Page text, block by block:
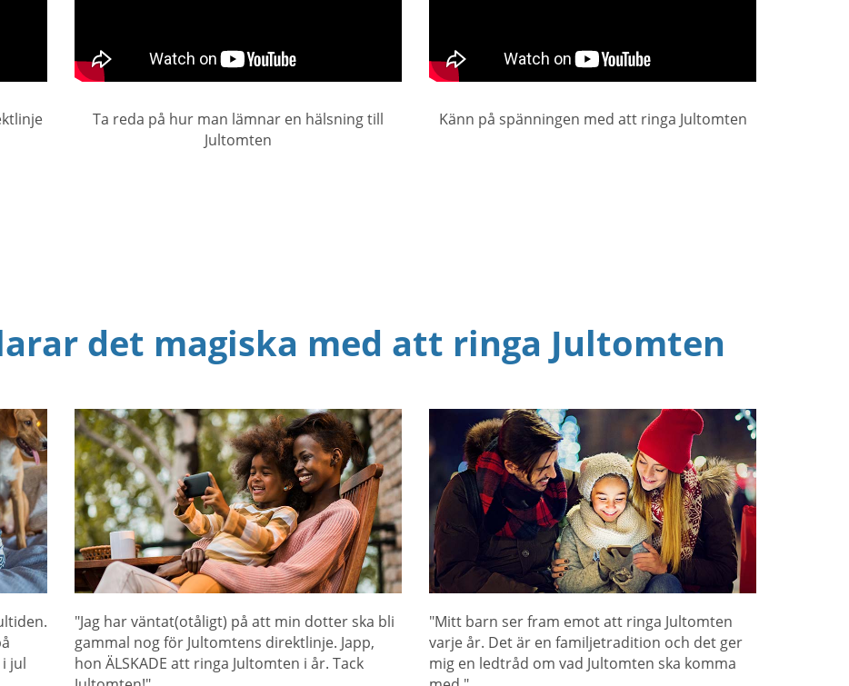
Ta reda på hur man lämnar en hälsning till
Jultomten
Känn på spänningen med att ringa Jultomten
det magiska med att ringa Jultomten
jul
"Jag har väntat(otåligt) på att min dotter ska bli
gammal nog för Jultomtens direktlinje. Japp,
hon ÄLSKADE att ringa Jultomten i år. Tack
"Mitt barn ser fram emot att ringa Jultomten
varje år. Det är en familjetradition och det ger
mig en ledtråd om vad Jultomten ska komma